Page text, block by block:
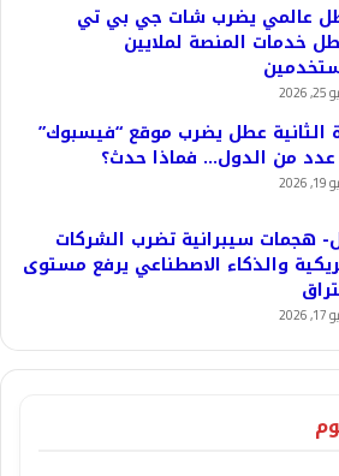
عالمي يضرب شات جي بي تي
خدمات المنصة لملايين
الثانية عطل يضرب موقع “فيسبوك”
من الدول… فماذا حدث؟
هجمات سيبرانية تضرب الشركات
والذكاء الاصطناعي يرفع مستوى